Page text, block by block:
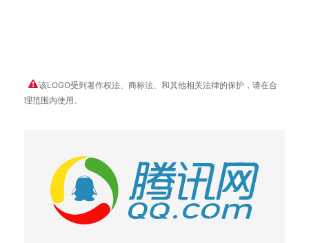
该LOGO受到著作权法、商标法、和其他相关法律的保护，请在合
理范围内使用。